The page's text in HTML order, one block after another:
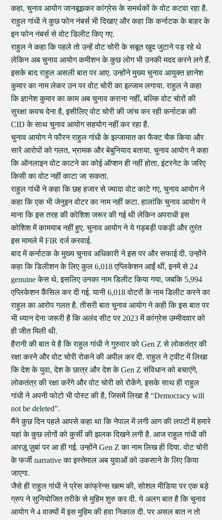
कहा, चुनाव आयोग जानबूझकर कांग्रेस के समर्थकों के वोट कटवा रहा है.
राहुल गांधी ने कुछ फोन नंबर्स भी दिखाए और कहा कि कर्नाटक के बाहर के
इन फोन नंबर्स से वोट डिलीट किए गए.
राहुल ने कहा कि पहले तो उन्हें वोट चोरी के सबूत खुद जुटाने पड़ रहे थे
लेकिन अब चुनाव आयोग कमीशन के कुछ लोग भी उनकी मदद करने लगे हैं.
इसके बाद राहुल असली बात पर आए. उन्होंने मुख्य चुनाव आयुक्त ज्ञानेश
कुमार का नाम लेकर उन पर वोट चोरी का इल्जाम लगाया. राहुल ने कहा
कि ज्ञानेश कुमार का काम अब चुनाव कराना नहीं, बल्कि वोट चोरों की
सुरक्षा कवच देना है, इसीलिए वोट चोरी की जांच कर रही कर्नाटक की
CID के साथ चुनाव आयोग सहयोग नहीं कर रहा है.
चुनाव आयोग ने फौरन राहुल गांधी के इल्जामात का फैक्ट चैक किया और
सारे आरोपों को गलत, भ्रामक और बेबुनियाद बताया. चुनाव आयोग ने कहा
कि ऑनलाइन वोट काटने का कोई ऑप्शन ही नहीं होता, इंटरनेट के जरिए
किसी का वोट नहीं काटा जा सकता.
राहुल गांधी ने कहा कि छह हजार से ज्यादा वोट काटे गए, चुनाव आयोग ने
कहा कि एक भी जेनुइन वोटर का नाम नहीं कटा. हालांकि चुनाव आयोग ने
माना कि इस तरह की कोशिश जरूर की गई थी लेकिन अपराधी इस
कोशिश में कामयाब नहीं हुए. चुनाव आयोग ने ये गड़बड़ी पकड़ी और तुरंत
इस मामले में FIR दर्ज करवाई.
बाद में कर्नाटक के मुख्य चुनाव अधिकारी ने इस पर और सफाई दी. उन्होंने
कहा कि डिलीशन के लिए कुल 6,018 एप्लिकेशन आईं थीं, इनमें से 24
genuine केस थे, इसलिए उनका नाम डिलीट किया गया, जबकि 5,994
एप्लिकेशन कैंसिल कर दी गई. यानी 6,018 वोटरों के नाम डिलीट करने का
राहुल का आरोप गलत है. तीसरी बात चुनाव आयोग ने कही कि इस बात पर
भी ध्यान देना जरूरी है कि अलंद सीट पर 2023 में कांग्रेस उम्मीदवार को
ही जीत मिली थी.
हैरानी की बात ये है कि राहुल गांधी ने गुरुवार को Gen Z से लोकतंत्र की
रक्षा करने और वोट चोरी रोकने की अपील कर दी. राहुल ने ट्वीट में लिखा
कि देश के युवा, देश के छात्र और देश के Gen Z संविधान को बचाएंगे,
लोकतंत्र की रक्षा करेंगे और वोट चोरी को रोकेंगे. इसके साथ ही राहुल
गांधी ने अपनी फोटो भी पोस्ट की है, जिसमें लिखा है “Democracy will
not be deleted”.
मैंने कुछ दिन पहले आपसे कहा था कि नेपाल में लगी आग की लपटों में हमारे
यहां के कुछ लोगों को कुर्सी की झलक दिखने लगी है. आज राहुल गांधी की
आरज़ू ज़ुबां पर आ ही गई. उन्होंने Gen Z का नाम लिख ही दिया. वोट चोरी
के फर्जी narrative का इस्तेमाल अब युवाओं को उकसाने के लिए किया
जाएगा.
जैसे ही राहुल गांधी ने प्रेस कांफ्रेन्स खत्म की, सोशल मीडिया पर एक बड़े
ग्रुप ने सुनियोजित तरीके से मुहिम शुरु कर दी. ये अलग बात है कि चुनाव
आयोग ने 4 वाक्यों में इस मुहिम की हवा निकाल दी. पर असल बात न तो